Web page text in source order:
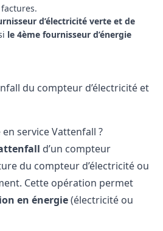
d’électricité verte et de
le 4ème fournisseur d’énergie
du compteur d’électricité et
service Vattenfall ?
d’un compteur
du compteur d’électricité ou
Cette opération permet
en énergie(électricité ou